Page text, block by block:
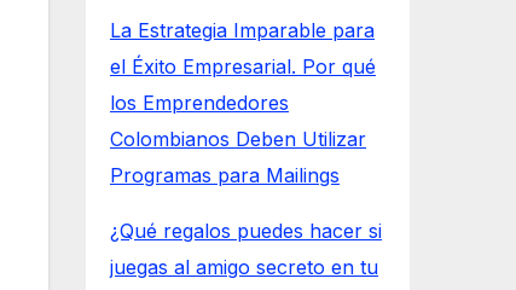
La Estrategia Imparable para
el Éxito Empresarial. Por qué
los Emprendedores
Colombianos Deben Utilizar
Programas para Mailings
¿Qué regalos puedes hacer si
juegas al amigo secreto en tu